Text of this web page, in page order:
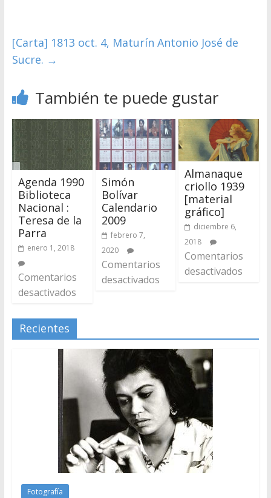
[Carta] 1813 oct. 4, Maturín Antonio José de
Sucre. →
También te puede gustar
Agenda 1990
Biblioteca
Nacional :
Teresa de la
Parra
enero 1, 2018
Comentarios
desactivados
Simón
Bolívar
Calendario
2009
febrero 7,
2020
Comentarios
desactivados
Almanaque
criollo 1939
[material
gráfico]
diciembre 6,
2018
Comentarios
desactivados
Recientes
Fotografía